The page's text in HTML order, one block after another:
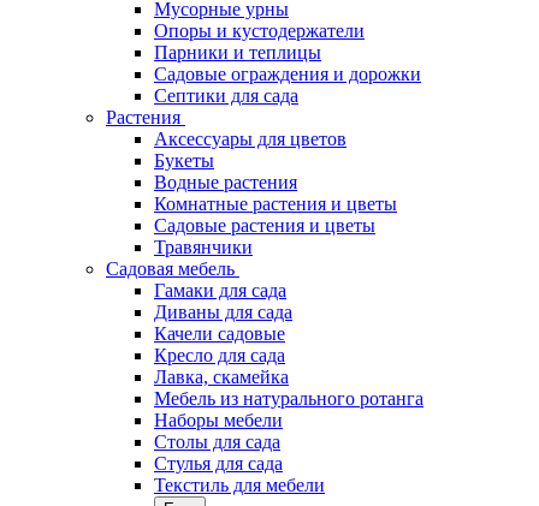
Мусорные урны
Опоры и кустодержатели
Парники и теплицы
Садовые ограждения и дорожки
Септики для сада
Растения
Аксессуары для цветов
Букеты
Водные растения
Комнатные растения и цветы
Садовые растения и цветы
Травянчики
Садовая мебель
Гамаки для сада
Диваны для сада
Качели садовые
Кресло для сада
Лавка, скамейка
Мебель из натурального ротанга
Наборы мебели
Столы для сада
Стулья для сада
Текстиль для мебели